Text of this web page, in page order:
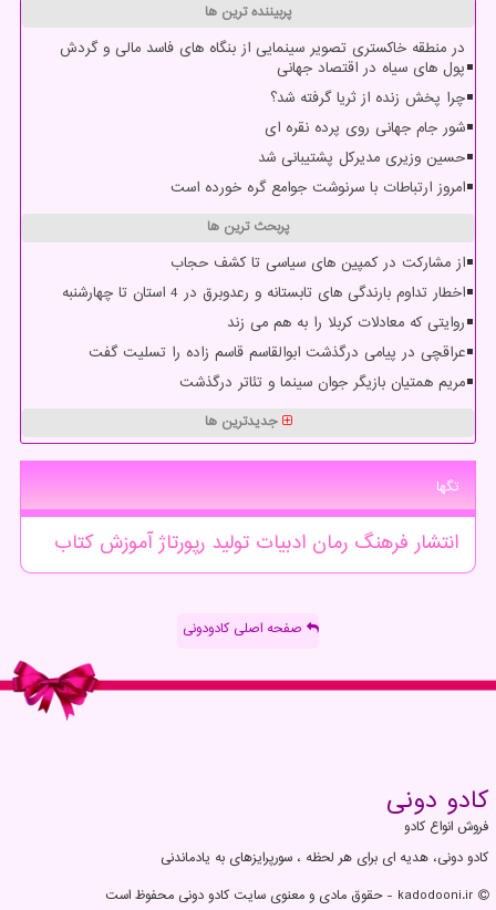
پربیننده ترین ها
در منطقه خاکستری تصویر سینمایی از بنگاه های فاسد مالی و گردش
پول های سیاه در اقتصاد جهانی
چرا پخش زنده از ثریا گرفته شد؟
شور جام جهانی روی پرده نقره ای
حسین وزیری مدیرکل پشتیبانی شد
امروز ارتباطات با سرنوشت جوامع گره خورده است
پربحث ترین ها
از مشارکت در کمپین های سیاسی تا کشف حجاب
اخطار تداوم بارندگی های تابستانه و رعدوبرق در 4 استان تا چهارشنبه
روایتی که معادلات کربلا را به هم می زند
عراقچی در پیامی درگذشت ابوالقاسم قاسم زاده را تسلیت گفت
مریم همتیان بازیگر جوان سینما و تئاتر درگذشت
جدیدترین ها
تگها
انتشار فرهنگ رمان ادبیات تولید رپورتاژآموزشكتاب
صفحه اصلی کادودونی
كادو دونی
فروش انواع کادو
کادو دونی، هدیه ای برای هر لحظه ، سورپرایزهای به یادماندنی